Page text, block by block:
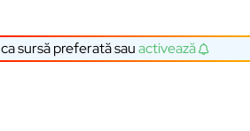
ca sursă preferată sauactivează